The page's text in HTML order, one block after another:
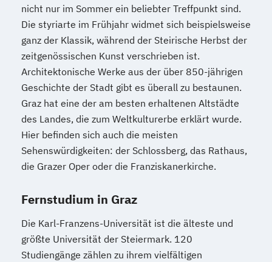
Journalismus und digitale Kommunikation
Kindheitspädagogik
Kindheitspädagogik für Erzieher:innen
Kommunikationsdesign
Kommunikationspsychologie
Kultur- und Medienpädagogik
Leitungshandeln in der Pädagogik
Logistikmanagement Logopädie
Management (DE/EN)
Marketingmanagement Maschinenbau
Master of Business Administration (DE/EN)
nicht nur im Sommer ein beliebter Treffpunkt sind.
Die styriarte im Frühjahr widmet sich beispielsweise
ganz der Klassik, während der Steirische Herbst der
zeitgenössischen Kunst verschrieben ist.
Architektonische Werke aus der über 850-jährigen
Geschichte der Stadt gibt es überall zu bestaunen.
Graz hat eine der am besten erhaltenen Altstädte
des Landes, die zum Weltkulturerbe erklärt wurde.
Hier befinden sich auch die meisten
Sehenswürdigkeiten: der Schlossberg, das Rathaus,
die Grazer Oper oder die Franziskanerkirche.
Fernstudium in Graz
Die Karl-Franzens-Universität ist die älteste und
größte Universität der Steiermark. 120
Studiengänge zählen zu ihrem vielfältigen